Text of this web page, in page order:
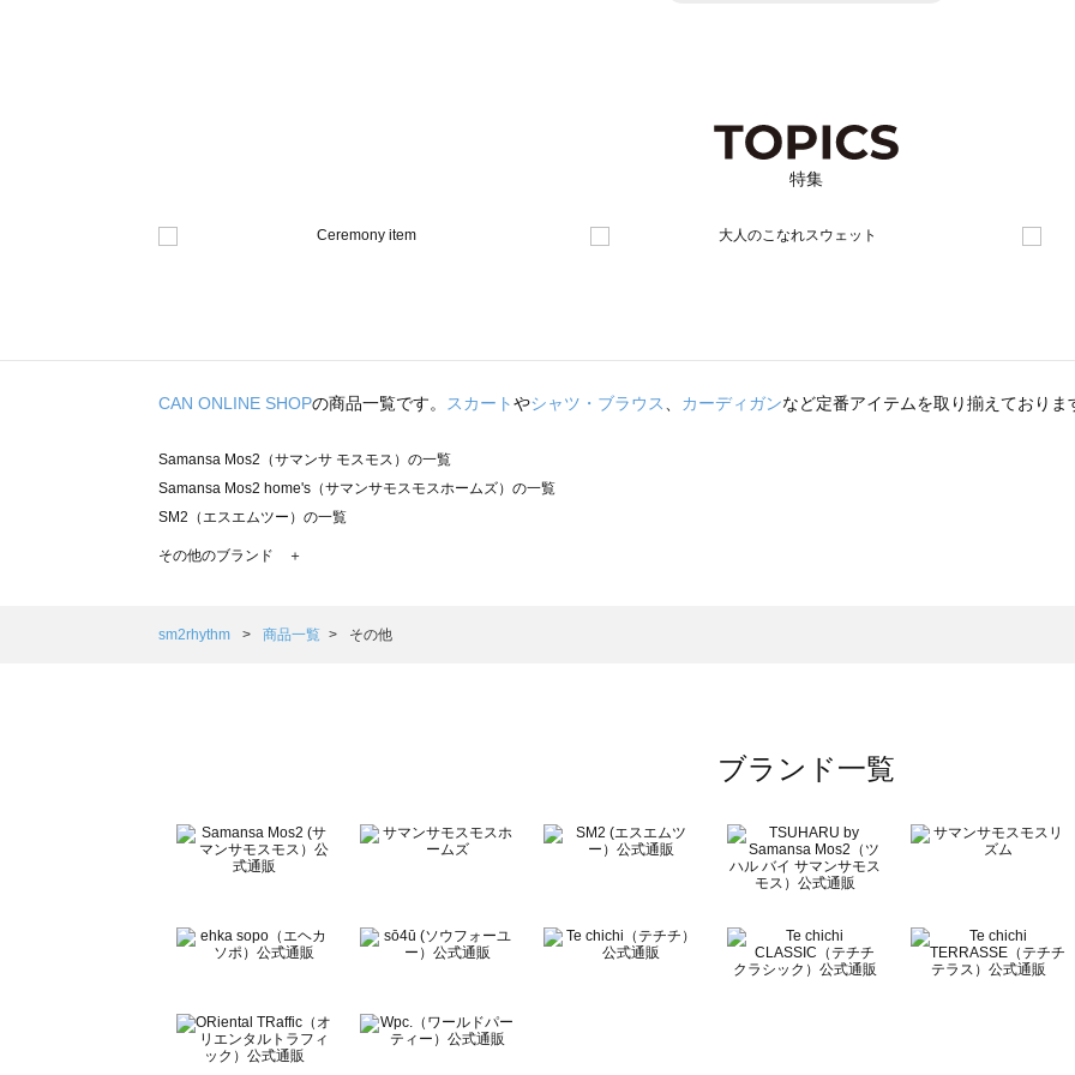
特集
CAN ONLINE SHOPの商品一覧です。 スカートやシャツ・ブラウス、 カーディガンなど定番アイテムを取り揃えておりま
Samansa Mos2（サマンサ モスモス）の一覧
Samansa Mos2 home's（サマンサモスモスホームズ）の一覧
SM2（エスエムツー）の一覧
TSUHARU by Samansa Mos2（ツハルバイサマンサモスモス）の一覧
Samansa Mos2 Lagom（サマンサモスモス ラーゴム）の一覧
BETTY'S BLUE（べティーズブルー）の一覧
Wpc.（ワールドパーティー）の一覧
その他のブランド ＋
sm2rhythm 商品一覧 その他
ブランド一覧